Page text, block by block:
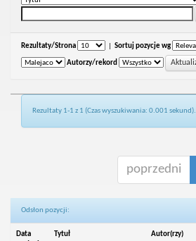
Rezultaty/Strona Sortuj pozycje wg
Autorzy/rekord
Rezultaty 1-1 z 1 (Czas wyszukiwania: 0.001 sekund).
poprzedni
Odsłon pozycji:
Data Tytuł Autor(rzy)